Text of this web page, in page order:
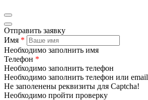
Отправить заявку
Имя *
Необходимо заполнить имя
Телефон *
Необходимо заполнить телефон
Необходимо заполнить телефон или email
Не заполенены реквизиты для Captcha!
Необходимо пройти проверку